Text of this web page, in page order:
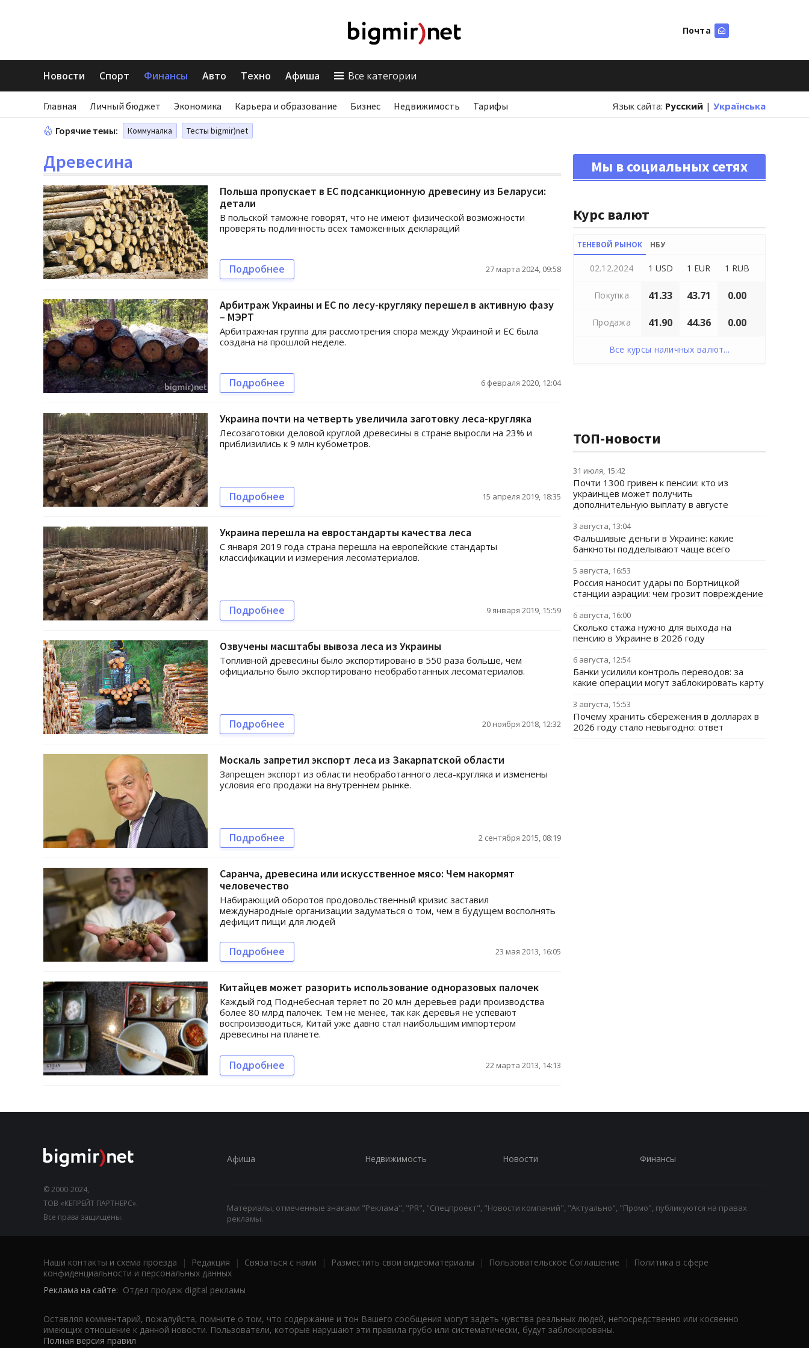
Почта
Новости Спорт Финансы Авто Техно Афиша Все категории
Главная Личный бюджет Экономика Карьера и образование Бизнес Недвижимость Тарифы Язык сайта: Русский | Українська
Горячие темы: Коммуналка Тесты bigmir)net
Древесина
Польша пропускает в ЕС подсанкционную древесину из Беларуси:
детали
В польской таможне говорят, что не имеют физической возможности
проверять подлинность всех таможенных деклараций
Подробнее 27 марта 2024, 09:58
Арбитраж Украины и ЕС по лесу-кругляку перешел в активную фазу
– МЭРТ
Арбитражная группа для рассмотрения спора между Украиной и ЕС была
создана на прошлой неделе.
Подробнее 6 февраля 2020, 12:04
Украина почти на четверть увеличила заготовку леса-кругляка
Лесозаготовки деловой круглой древесины в стране выросли на 23% и
приблизились к 9 млн кубометров.
Подробнее 15 апреля 2019, 18:35
Украина перешла на евростандарты качества леса
С января 2019 года страна перешла на европейские стандарты
классификации и измерения лесоматериалов.
Подробнее 9 января 2019, 15:59
Озвучены масштабы вывоза леса из Украины
Топливной древесины было экспортировано в 550 раза больше, чем
официально было экспортировано необработанных лесоматериалов.
Подробнее 20 ноября 2018, 12:32
Москаль запретил экспорт леса из Закарпатской области
Запрещен экспорт из области необработанного леса-кругляка и изменены
условия его продажи на внутреннем рынке.
Подробнее 2 сентября 2015, 08:19
Саранча, древесина или искусственное мясо: Чем накормят
человечество
Набирающий оборотов продовольственный кризис заставил
международные организации задуматься о том, чем в будущем восполнять
дефицит пищи для людей
Подробнее 23 мая 2013, 16:05
Китайцев может разорить использование одноразовых палочек
Каждый год Поднебесная теряет по 20 млн деревьев ради производства
более 80 млрд палочек. Тем не менее, так как деревья не успевают
воспроизводиться, Китай уже давно стал наибольшим импортером
древесины на планете.
Подробнее 22 марта 2013, 14:13
Мы в социальных сетях
Курс валют
ТЕНЕВОЙ РЫНОК НБУ
02.12.2024 1 USD 1 EUR 1 RUB
Покупка 41.33 43.71 0.00
Продажа 41.90 44.36 0.00
Все курсы наличных валют...
ТОП-новости
31 июля, 15:42
Почти 1300 гривен к пенсии: кто из
украинцев может получить
дополнительную выплату в августе
3 августа, 13:04
Фальшивые деньги в Украине: какие
банкноты подделывают чаще всего
5 августа, 16:53
Россия наносит удары по Бортницкой
станции аэрации: чем грозит повреждение
6 августа, 16:00
Сколько стажа нужно для выхода на
пенсию в Украине в 2026 году
6 августа, 12:54
Банки усилили контроль переводов: за
какие операции могут заблокировать карту
3 августа, 15:53
Почему хранить сбережения в долларах в
2026 году стало невыгодно: ответ
© 2000-2024,
ТОВ «КЕПРЕЙТ ПАРТНЕРС».
Все права защищены.
Афиша Недвижимость Новости Финансы
Материалы, отмеченные знаками "Реклама", "PR", "Спецпроект", "Новости компаний", "Актуально", "Промо", публикуются на правах
рекламы.
Наши контакты и схема проезда | Редакция | Связаться с нами | Разместить свои видеоматериалы | Пользовательское Соглашение |
Политика в сфере
конфиденциальности и персональных данных
Реклама на сайте: Отдел продаж digital рекламы
Оставляя комментарий, пожалуйста, помните о том, что содержание и тон Вашего сообщения могут задеть чувства реальных людей, непосредственно или косвенно
имеющих отношение к данной новости. Пользователи, которые нарушают эти правила грубо или систематически, будут заблокированы.
Полная версия правил